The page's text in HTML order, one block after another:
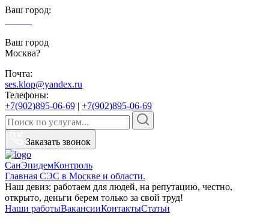
Ваш город:
Ваш город
Москва?
Почта:
ses.klop@yandex.ru
Телефоны:
+7(902)895-06-69 | +7(902)895-06-69
Заказать звонок
СанЭпидемКонтроль
Главная СЭС в Москве и области.
Наш девиз: работаем для людей, на репутацию, честно,
открыто, деньги берем только за свой труд!
Наши работыВакансииКонтактыСтатьи